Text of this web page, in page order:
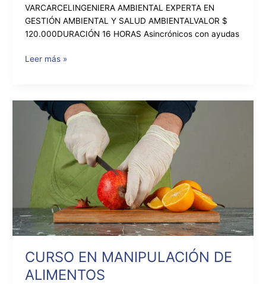
VARCARCELINGENIERA AMBIENTAL EXPERTA EN
GESTIÓN AMBIENTAL Y SALUD AMBIENTALVALOR $
120.000DURACIÓN 16 HORAS Asincrónicos con ayudas
Leer más »
CURSO EN MANIPULACIÓN DE
ALIMENTOS
CURSO
MANIPULACIÓN
ALIMENTOS